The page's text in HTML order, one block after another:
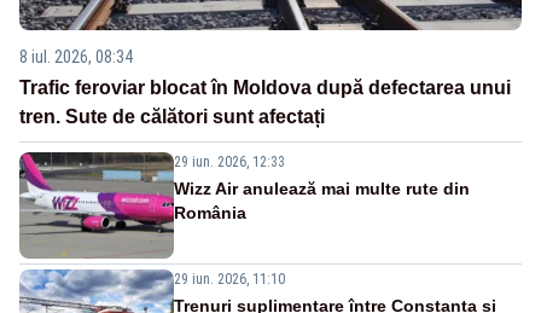
8 iul. 2026, 08:34
Trafic feroviar blocat în Moldova după defectarea unui
tren. Sute de călători sunt afectați
29 iun. 2026, 12:33
Wizz Air anulează mai multe rute din
România
29 iun. 2026, 11:10
Trenuri suplimentare între Constanța și